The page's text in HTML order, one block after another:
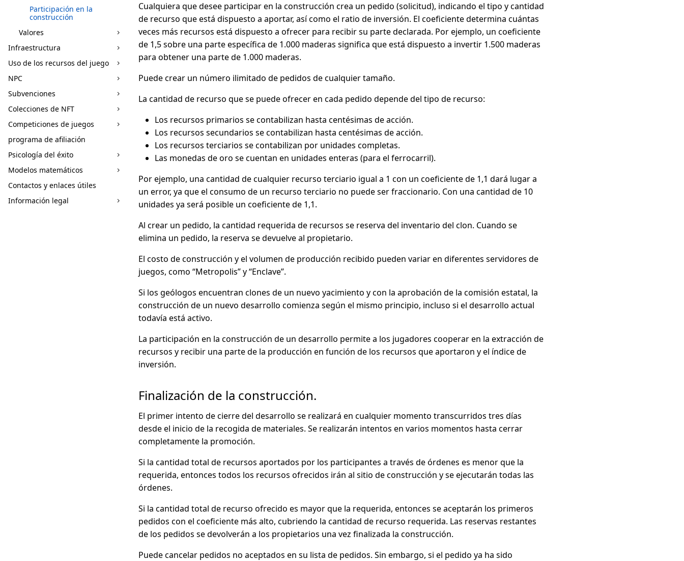
Participación en la
construcción
Valores
Infraestructura
Uso de los recursos del juego
NPC
Subvenciones
Colecciones de NFT
Competiciones de juegos
programa de afiliación
Psicología del éxito
Modelos matemáticos
Contactos y enlaces útiles
Información legal
Cualquiera que desee participar en la construcción crea un pedido (solicitud), indicando el tipo y cantidad
de recurso que está dispuesto a aportar, así como el ratio de inversión. El coeficiente determina cuántas
veces más recursos está dispuesto a ofrecer para recibir su parte declarada. Por ejemplo, un coeficiente
de 1,5 sobre una parte específica de 1.000 maderas significa que está dispuesto a invertir 1.500 maderas
para obtener una parte de 1.000 maderas.
Puede crear un número ilimitado de pedidos de cualquier tamaño.
La cantidad de recurso que se puede ofrecer en cada pedido depende del tipo de recurso:
Los recursos primarios se contabilizan hasta centésimas de acción.
Los recursos secundarios se contabilizan hasta centésimas de acción.
Los recursos terciarios se contabilizan por unidades completas.
Las monedas de oro se cuentan en unidades enteras (para el ferrocarril).
Por ejemplo, una cantidad de cualquier recurso terciario igual a 1 con un coeficiente de 1,1 dará lugar a
un error, ya que el consumo de un recurso terciario no puede ser fraccionario. Con una cantidad de 10
unidades ya será posible un coeficiente de 1,1.
Al crear un pedido, la cantidad requerida de recursos se reserva del inventario del clon. Cuando se
elimina un pedido, la reserva se devuelve al propietario.
El costo de construcción y el volumen de producción recibido pueden variar en diferentes servidores de
juegos, como “Metropolis” y “Enclave”.
Si los geólogos encuentran clones de un nuevo yacimiento y con la aprobación de la comisión estatal, la
construcción de un nuevo desarrollo comienza según el mismo principio, incluso si el desarrollo actual
todavía está activo.
La participación en la construcción de un desarrollo permite a los jugadores cooperar en la extracción de
recursos y recibir una parte de la producción en función de los recursos que aportaron y el índice de
inversión.
Finalización de la construcción.
El primer intento de cierre del desarrollo se realizará en cualquier momento transcurridos tres días
desde el inicio de la recogida de materiales. Se realizarán intentos en varios momentos hasta cerrar
completamente la promoción.
Si la cantidad total de recursos aportados por los participantes a través de órdenes es menor que la
requerida, entonces todos los recursos ofrecidos irán al sitio de construcción y se ejecutarán todas las
órdenes.
Si la cantidad total de recurso ofrecido es mayor que la requerida, entonces se aceptarán los primeros
pedidos con el coeficiente más alto, cubriendo la cantidad de recurso requerida. Las reservas restantes
de los pedidos se devolverán a los propietarios una vez finalizada la construcción.
Puede cancelar pedidos no aceptados en su lista de pedidos. Sin embargo, si el pedido ya ha sido